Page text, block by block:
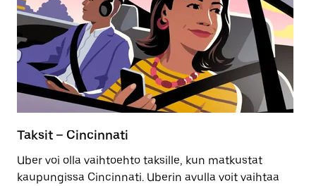
Taksit – Cincinnati
Uber voi olla vaihtoehto taksille, kun matkustat
kaupungissa Cincinnati. Uberin avulla voit vaihtaa